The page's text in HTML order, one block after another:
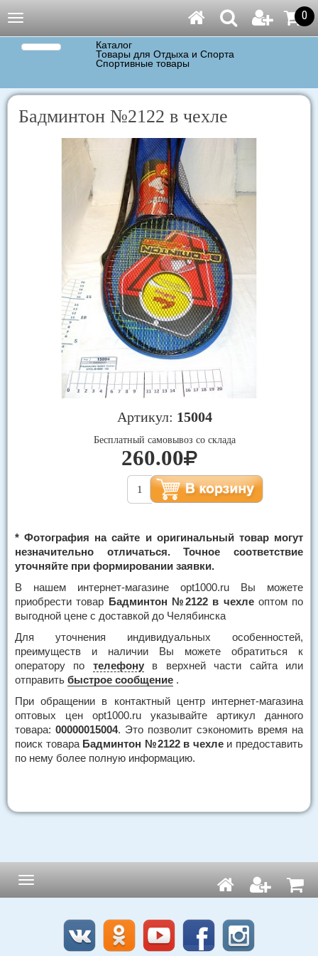
Навигация 0
Каталог
Товары для Отдыха и Спорта
Спортивные товары
Бадминтон №2122 в чехле
Артикул: 15004
Бесплатный самовывоз со склада
260.00
* Фотография на сайте и оригинальный товар могут
незначительно отличаться. Точное соответствие
уточняйте при формировании заявки.
В нашем интернет-магазине opt1000.ru Вы можете
приобрести товар Бадминтон №2122 в чехлеоптом по
выгодной цене с доставкой до Челябинска
Для уточнения индивидуальных особенностей,
преимуществ и наличии Вы можете обратиться к
оператору по телефонув верхней части сайта или
отправить быстрое сообщение .
При обращении в контактный центр интернет-магазина
оптовых цен opt1000.ru указывайте артикул данного
товара: 00000015004. Это позволит сэкономить время на
поиск товара Бадминтон №2122 в чехлеи предоставить
по нему более полную информацию.
Навигация